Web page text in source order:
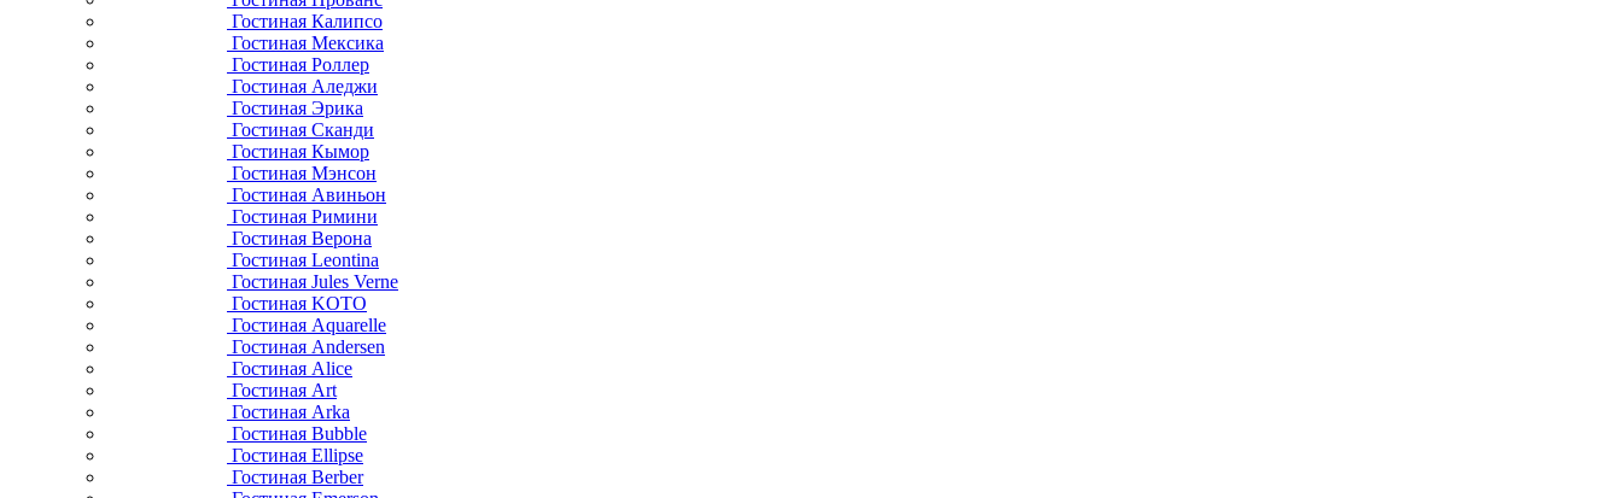
Гостиная Калипсо
Гостиная Мексика
Гостиная Роллер
Гостиная Аледжи
Гостиная Эрика
Гостиная Сканди
Гостиная Кымор
Гостиная Мэнсон
Гостиная Авиньон
Гостиная Римини
Гостиная Верона
Гостиная Leontina
Гостиная Jules Verne
Гостиная KOTO
Гостиная Aquarelle
Гостиная Andersen
Гостиная Alice
Гостиная Art
Гостиная Arka
Гостиная Bubble
Гостиная Ellipse
Гостиная Berber